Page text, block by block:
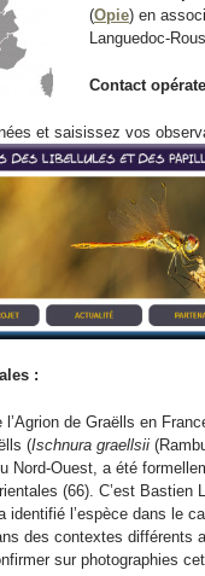
(Opie) en
Languedoc-
Contact
et saisissez vos
:
l’Agrion de Graëlls en
(Ischnura graellsii
Nord-Ouest, a été
(66). C’est Bastien
identifié l’espèce dans le
des contextes différents
sur photographies